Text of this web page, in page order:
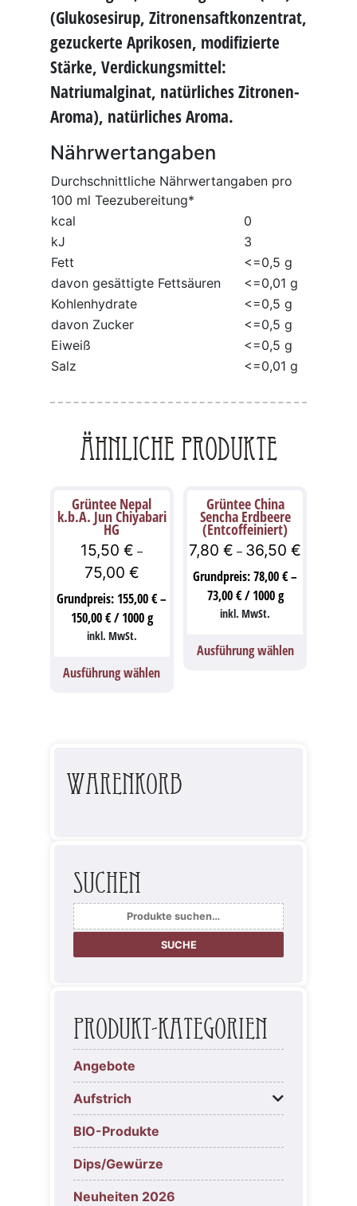
(Glukosesirup, Zitronensaftkonzentrat,
gezuckerte Aprikosen, modifizierte
Stärke, Verdickungsmittel:
Natriumalginat, natürliches Zitronen-
Aroma), natürliches Aroma.
Nährwertangaben
Durchschnittliche Nährwertangaben pro
100 ml Teezubereitung*
kcal
0
kJ
3
Fett
<=0,5 g
davon gesättigte Fettsäuren
<=0,01 g
Kohlenhydrate
<=0,5 g
davon Zucker
<=0,5 g
Eiweiß
<=0,5 g
Salz
<=0,01 g
Ähnliche Produkte
Grüntee Nepal
k.b.A. Jun Chiyabari
HG
15,50€ –
75,00 €
Grundpreis: 155,00€–
150,00€/1000g
inkl. MwSt.
Ausführung wählen
Grüntee China
Sencha Erdbeere
(Entcoffeiniert)
7,80€ – 36,50€
Grundpreis:78,00€–
73,00€/1000g
inkl. MwSt.
Ausführung wählen
Warenkorb
Suchen
Suche
nach:
SUCHE
Produkt-Kategorien
Angebote
Aufstrich
BIO-Produkte
Dips/Gewürze
Neuheiten 2026